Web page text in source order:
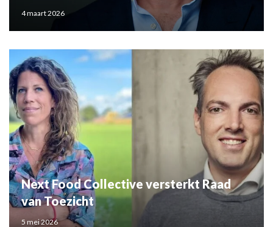
4 maart 2026
Next Food Collective versterkt Raad
van Toezicht
5 mei 2026